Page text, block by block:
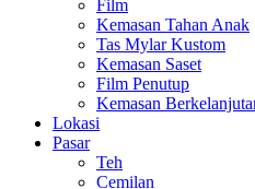
Film
Kemasan Tahan Anak
Tas Mylar Kustom
Kemasan Saset
Film Penutup
Kemasan
Lokasi
Pasar
Teh
Cemilan